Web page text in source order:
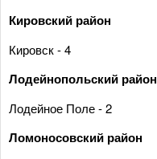
Кировский район
Кировск - 4
Лодейнопольский район
Лодейное Поле - 2
Ломоносовский район